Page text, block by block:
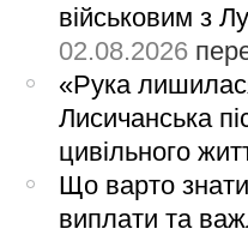
військовим з
02.08.2026
«Рука
Лисичанська
цивільного
Що варто
виплати та